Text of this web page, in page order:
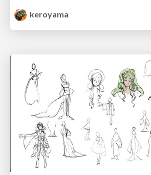
keroyama